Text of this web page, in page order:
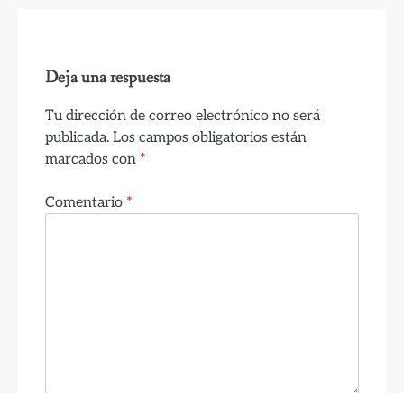
Deja una respuesta
Tu dirección de correo electrónico no será
publicada. Los campos obligatorios están
marcados con *
Comentario *